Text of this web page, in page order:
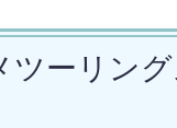
ツーリン